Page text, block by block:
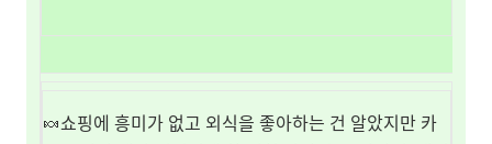
🍬쇼핑에 흥미가 없고 외식을 좋아하는 건 알았지만 카